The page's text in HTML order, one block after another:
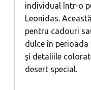
individual într-o
Leonidas.
pentru cadouri
dulce în
și detaliile
desert special.